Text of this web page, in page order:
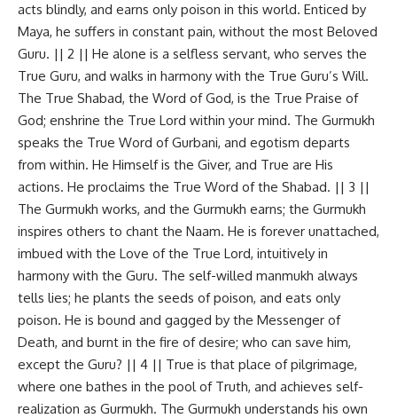
acts blindly, and earns only poison in this world. Enticed by
Maya, he suffers in constant pain, without the most Beloved
Guru. || 2 || He alone is a selfless servant, who serves the
True Guru, and walks in harmony with the True Guru’s Will.
The True Shabad, the Word of God, is the True Praise of
God; enshrine the True Lord within your mind. The Gurmukh
speaks the True Word of Gurbani, and egotism departs
from within. He Himself is the Giver, and True are His
actions. He proclaims the True Word of the Shabad. || 3 ||
The Gurmukh works, and the Gurmukh earns; the Gurmukh
inspires others to chant the Naam. He is forever unattached,
imbued with the Love of the True Lord, intuitively in
harmony with the Guru. The self-willed manmukh always
tells lies; he plants the seeds of poison, and eats only
poison. He is bound and gagged by the Messenger of
Death, and burnt in the fire of desire; who can save him,
except the Guru? || 4 || True is that place of pilgrimage,
where one bathes in the pool of Truth, and achieves self-
realization as Gurmukh. The Gurmukh understands his own